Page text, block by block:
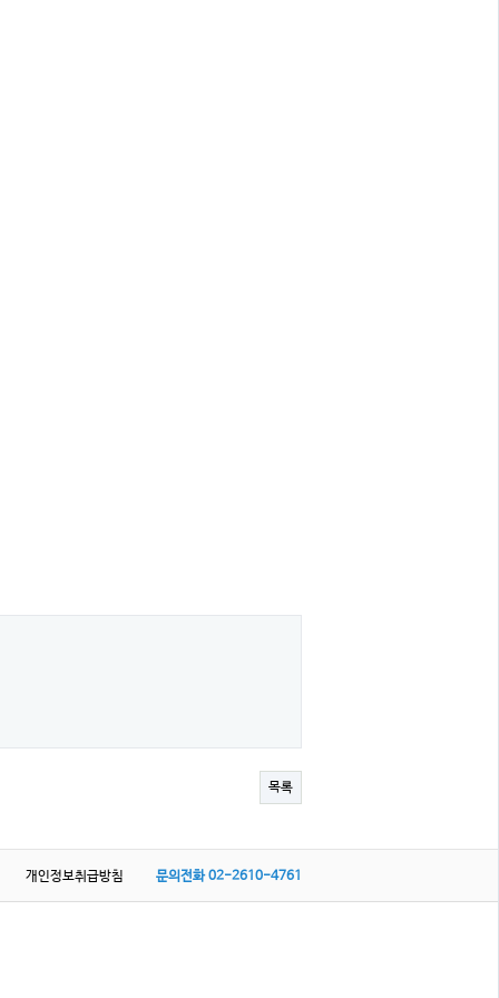
목록
개인정보취급방침 문의전화02-2610-4761